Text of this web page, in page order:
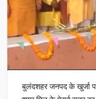
बुलंदशहर जनपद के खुर्जा